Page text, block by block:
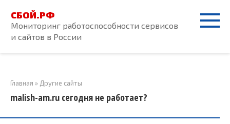
контенту
СБОЙ.РФ
Мониторинг работоспособности сервисов
и сайтов в России
Главная » Другие сайты
malish-am.ru сегодня не работает?